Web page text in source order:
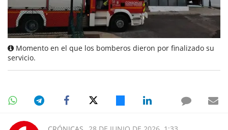
Momento en el que los bomberos dieron por finalizado su
servicio.